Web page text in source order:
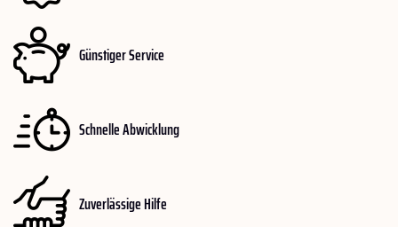
Günstiger Service
Schnelle Abwicklung
Zuverlässige Hilfe